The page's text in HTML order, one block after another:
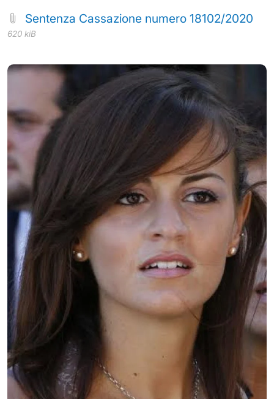
Sentenza Cassazione numero 18102/2020
620 kiB